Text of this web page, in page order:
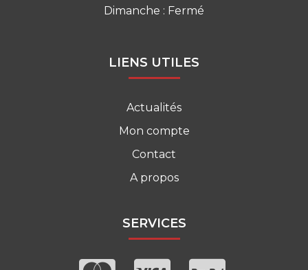
Dimanche : Fermé
LIENS UTILES
Actualités
Mon compte
Contact
A propos
SERVICES